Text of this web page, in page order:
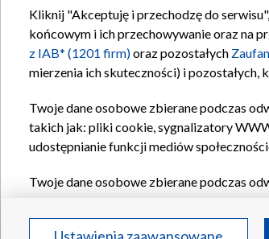
Kliknij "Akceptuję i przechodzę do
końcowym i ich przechowywanie oraz na
z IAB* (1201 firm)oraz pozostałych
mierzenia ich skuteczności) i
Twoje dane osobowe zbierane podczas
takich jak: pliki cookie, sygnalizatory
udostępnianie funkcji mediów
Twoje dane osobowe zbierane podczas
Partnerów TVPdla realizacji